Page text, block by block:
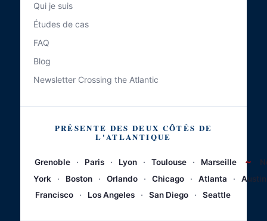
Qui je suis
Études de cas
FAQ
Blog
Newsletter Crossing the Atlantic
PRÉSENTE DES DEUX CÔTÉS DE
L'ATLANTIQUE
Grenoble · Paris · Lyon · Toulouse · Marseille ~
York
· Boston · Orlando · Chicago · Atlanta ·
Austin
Francisco
· Los Angeles · San Diego · Seattle